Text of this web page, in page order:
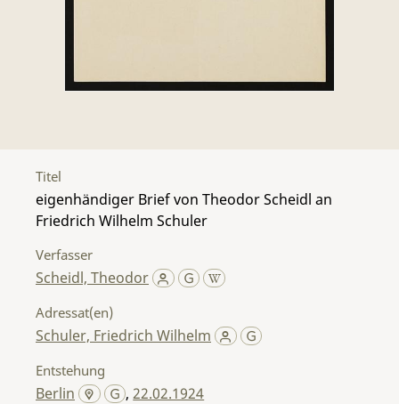
Titel
eigenhändiger Brief von Theodor Scheidl an
Friedrich Wilhelm Schuler
Verfasser
Scheidl, Theodor
Adressat(en)
Schuler, Friedrich Wilhelm
Entstehung
Berlin ,22.02.1924